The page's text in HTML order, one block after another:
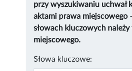
przy wyszukiwaniu uchwał
aktami prawa miejscowego
słowach kluczowych
miejscowego.
Słowa kluczowe: